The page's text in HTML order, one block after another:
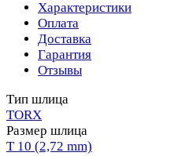
Характеристики
Оплата
Доставка
Гарантия
Отзывы
Тип шлица
TORX
Размер шлица
T 10 (2,72 mm)